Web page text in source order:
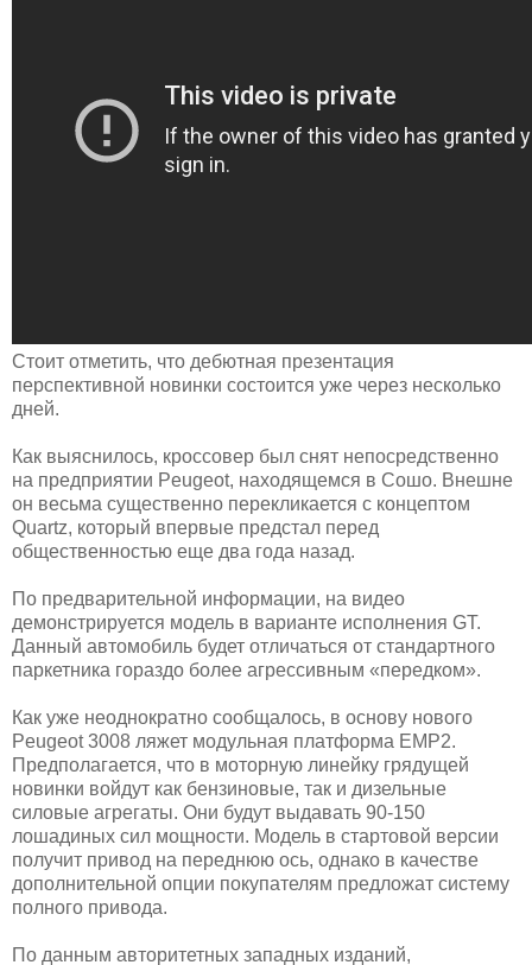
Стоит отметить, что дебютная презентация
перспективной новинки состоится уже через несколько
дней.
Как выяснилось, кроссовер был снят непосредственно
на предприятии Peugeot, находящемся в Сошо. Внешне
он весьма существенно перекликается с концептом
Quartz, который впервые предстал перед
общественностью еще два года назад.
По предварительной информации, на видео
демонстрируется модель в варианте исполнения GT.
Данный автомобиль будет отличаться от стандартного
паркетника гораздо более агрессивным «передком».
Как уже неоднократно сообщалось, в основу нового
Peugeot 3008 ляжет модульная платформа EMP2.
Предполагается, что в моторную линейку грядущей
новинки войдут как бензиновые, так и дизельные
силовые агрегаты. Они будут выдавать 90-150
лошадиных сил мощности. Модель в стартовой версии
получит привод на переднюю ось, однако в качестве
дополнительной опции покупателям предложат систему
полного привода.
По данным авторитетных западных изданий,